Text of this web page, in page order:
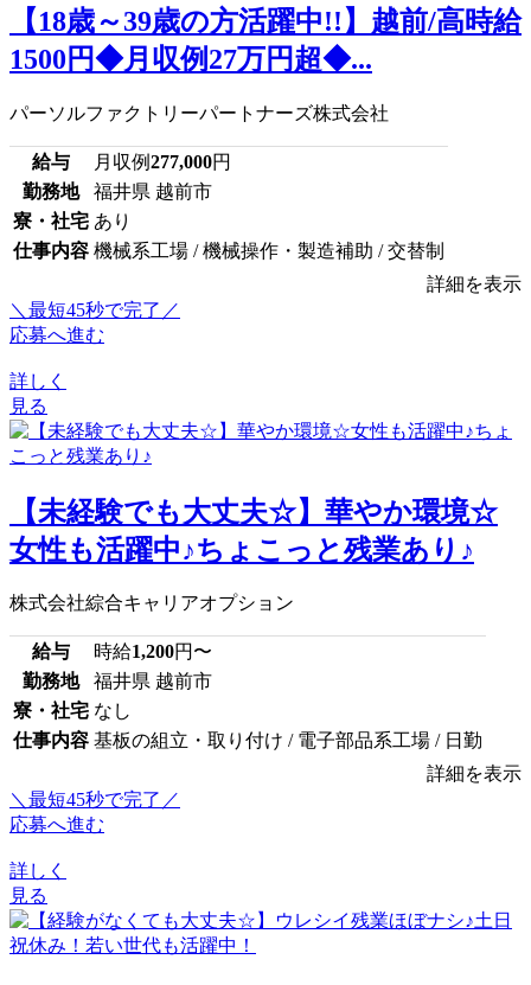
【18歳～39歳の方活躍中!!】越前/高時給
1500円◆月収例27万円超◆...
パーソルファクトリーパートナーズ株式会社
給与 月収例277,000円
勤務地
福井県 越前市
寮・社宅 あり
仕事内容 機械系工場 / 機械操作・製造補助 / 交替制
詳細を表示
＼最短45秒で完了／
応募へ進む
詳しく
見る
【未経験でも大丈夫☆】華やか環境☆
女性も活躍中♪ちょこっと残業あり♪
株式会社綜合キャリアオプション
給与 時給1,200円〜
勤務地
福井県 越前市
寮・社宅 なし
仕事内容 基板の組立・取り付け / 電子部品系工場 / 日勤
詳細を表示
＼最短45秒で完了／
応募へ進む
詳しく
見る